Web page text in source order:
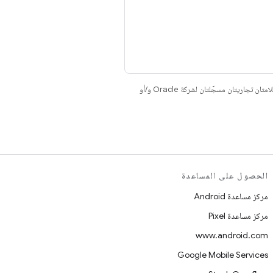
. إنّ Java وOpenJDK هما علامتان تجاريتان مسجَّلتان لشركة Oracle و/أو
الحصول على المساعدة
مركز مساعدة Android
مركز مساعدة Pixel
www.android.com
Google Mobile Services